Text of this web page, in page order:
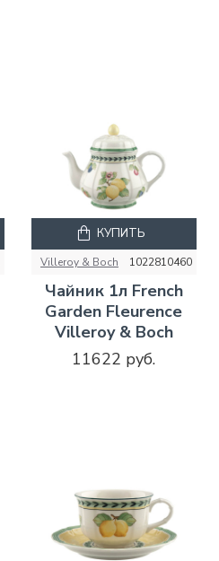
Villeroy & Boch 1022810460
Чайник 1л French
Garden Fleurence
Villeroy & Boch
11622 руб.
КУПИТЬ